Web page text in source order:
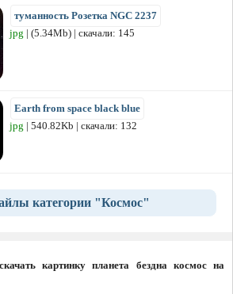
туманность Розетка NGC 2237
jpg | (5.34Mb) | скачали: 145
Earth from space black blue
jpg | 540.82Kb | скачали: 132
категории "Космос"
картинку планета бездна космос на